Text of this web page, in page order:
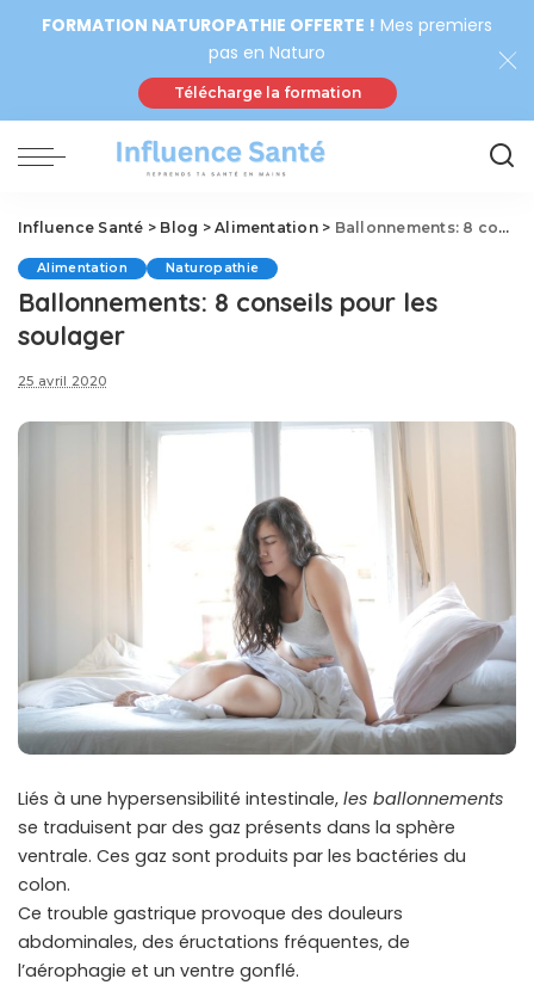
FORMATION NATUROPATHIE OFFERTE ! Mes premiers
pas en Naturo
Télécharge la formation
Influence Santé > Blog >Alimentation> Ballonnements: 8 conseils pour les soulager
Alimentation Naturopathie
Ballonnements: 8 conseils pour les
soulager
25 avril 2020
Liés à une hypersensibilité intestinale, les ballonnements
se traduisent par des gaz présents dans la sphère
ventrale. Ces gaz sont produits par les bactéries du
colon.
Ce trouble gastrique provoque des douleurs
abdominales, des éructations fréquentes, de
l’aérophagie et un ventre gonflé.